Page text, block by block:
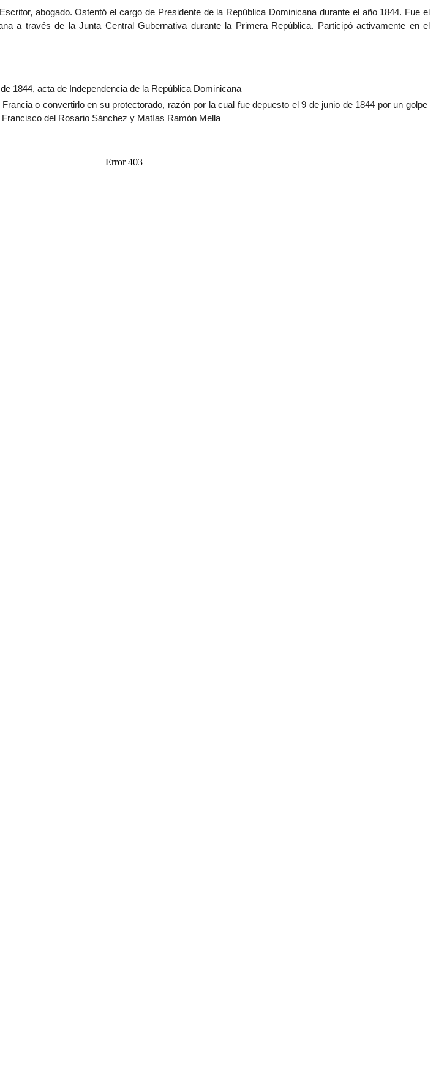
abogado. Ostentó el cargo de Presidente de la República Dominicana durante el año 1844. Fue el
a través de la Junta Central Gubernativa durante la Primera República. Participó activamente en el
1844, acta de Independencia de la República Dominicana
o convertirlo en su protectorado, razón por la cual fue depuesto el 9 de junio de 1844 por un golpe
del Rosario Sánchez y Matías Ramón Mella